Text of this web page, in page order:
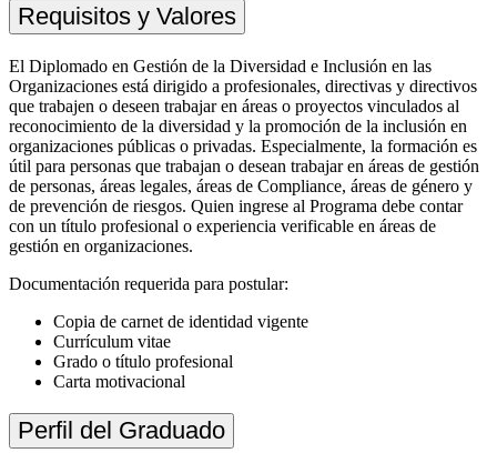
Requisitos y Valores
El Diplomado en Gestión de la Diversidad e Inclusión en las
Organizaciones está dirigido a profesionales, directivas y directivos
que trabajen o deseen trabajar en áreas o proyectos vinculados al
reconocimiento de la diversidad y la promoción de la inclusión en
organizaciones públicas o privadas. Especialmente, la formación es
útil para personas que trabajan o desean trabajar en áreas de gestión
de personas, áreas legales, áreas de Compliance, áreas de género y
de prevención de riesgos. Quien ingrese al Programa debe contar
con un título profesional o experiencia verificable en áreas de
gestión en organizaciones.
Documentación requerida para postular:
Copia de carnet de identidad vigente
Currículum vitae
Grado o título profesional
Carta motivacional
Perfil del Graduado